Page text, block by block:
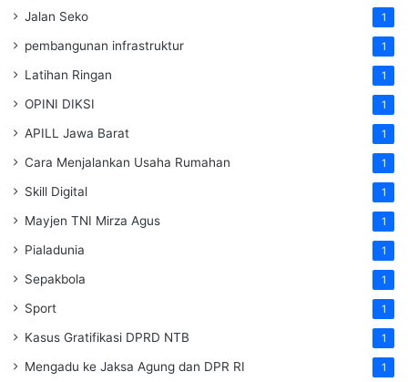
Jalan Seko 1
pembangunan infrastruktur 1
Latihan Ringan 1
OPINI DIKSI 1
APILL Jawa Barat 1
Cara Menjalankan Usaha Rumahan 1
Skill Digital 1
Mayjen TNI Mirza Agus 1
Pialadunia 1
Sepakbola 1
Sport 1
Kasus Gratifikasi DPRD NTB 1
Mengadu ke Jaksa Agung dan DPR RI 1